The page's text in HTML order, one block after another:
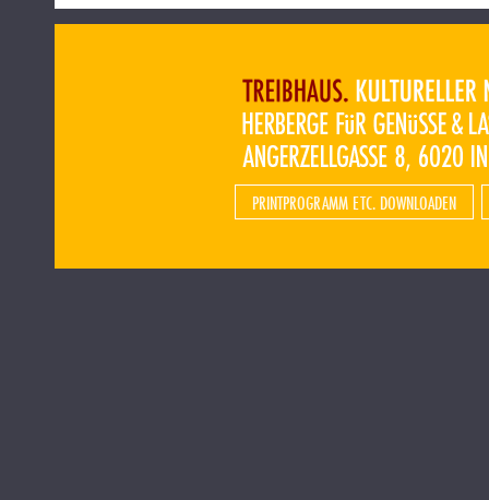
PRINTPROGRAMM ETC. DOWNLOADEN